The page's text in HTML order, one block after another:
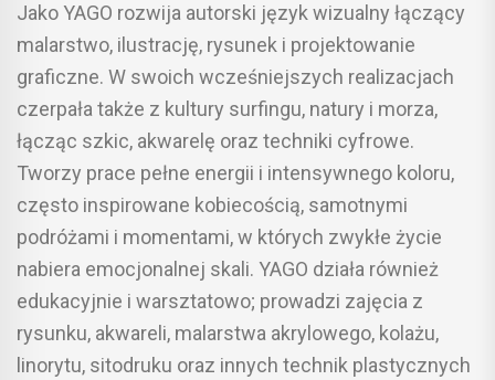
Jako YAGO rozwija autorski język wizualny łączący
malarstwo, ilustrację, rysunek i projektowanie
graficzne. W swoich wcześniejszych realizacjach
czerpała także z kultury surfingu, natury i morza,
łącząc szkic, akwarelę oraz techniki cyfrowe.
Tworzy prace pełne energii i intensywnego koloru,
często inspirowane kobiecością, samotnymi
podróżami i momentami, w których zwykłe życie
nabiera emocjonalnej skali. YAGO działa również
edukacyjnie i warsztatowo; prowadzi zajęcia z
rysunku, akwareli, malarstwa akrylowego, kolażu,
linorytu, sitodruku oraz innych technik plastycznych